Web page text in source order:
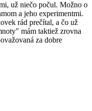
už niečo počul. Možno o
a jeho experimentmi.
rád prečítal, a čo už
mám taktiež zrovna
za dobre